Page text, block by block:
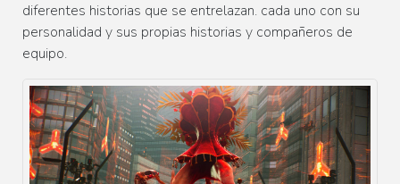
diferentes historias que se entrelazan. cada uno con su
personalidad y sus propias historias y compañeros de
equipo.